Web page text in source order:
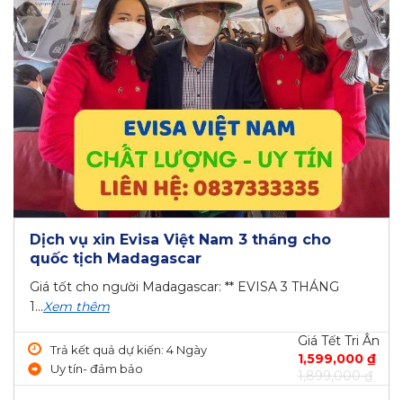
Dịch vụ xin Evisa Việt Nam 3 tháng cho
quốc tịch Madagascar
Giá tốt cho người Madagascar: ** EVISA 3 THÁNG
1...Xem thêm
Trả kết quả dự kiến: 4 Ngày
Uy tín- đảm bảo
Giá Tết Tri Ân
1,599,000 ₫
1,899,000 ₫